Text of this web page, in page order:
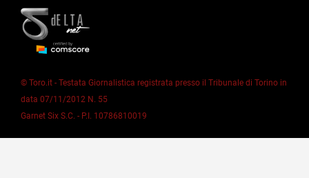
© Toro.it - Testata Giornalistica registrata presso il Tribunale di Torino in
data 07/11/2012 N. 55
Garnet Six S.C. - P.I. 10786810019